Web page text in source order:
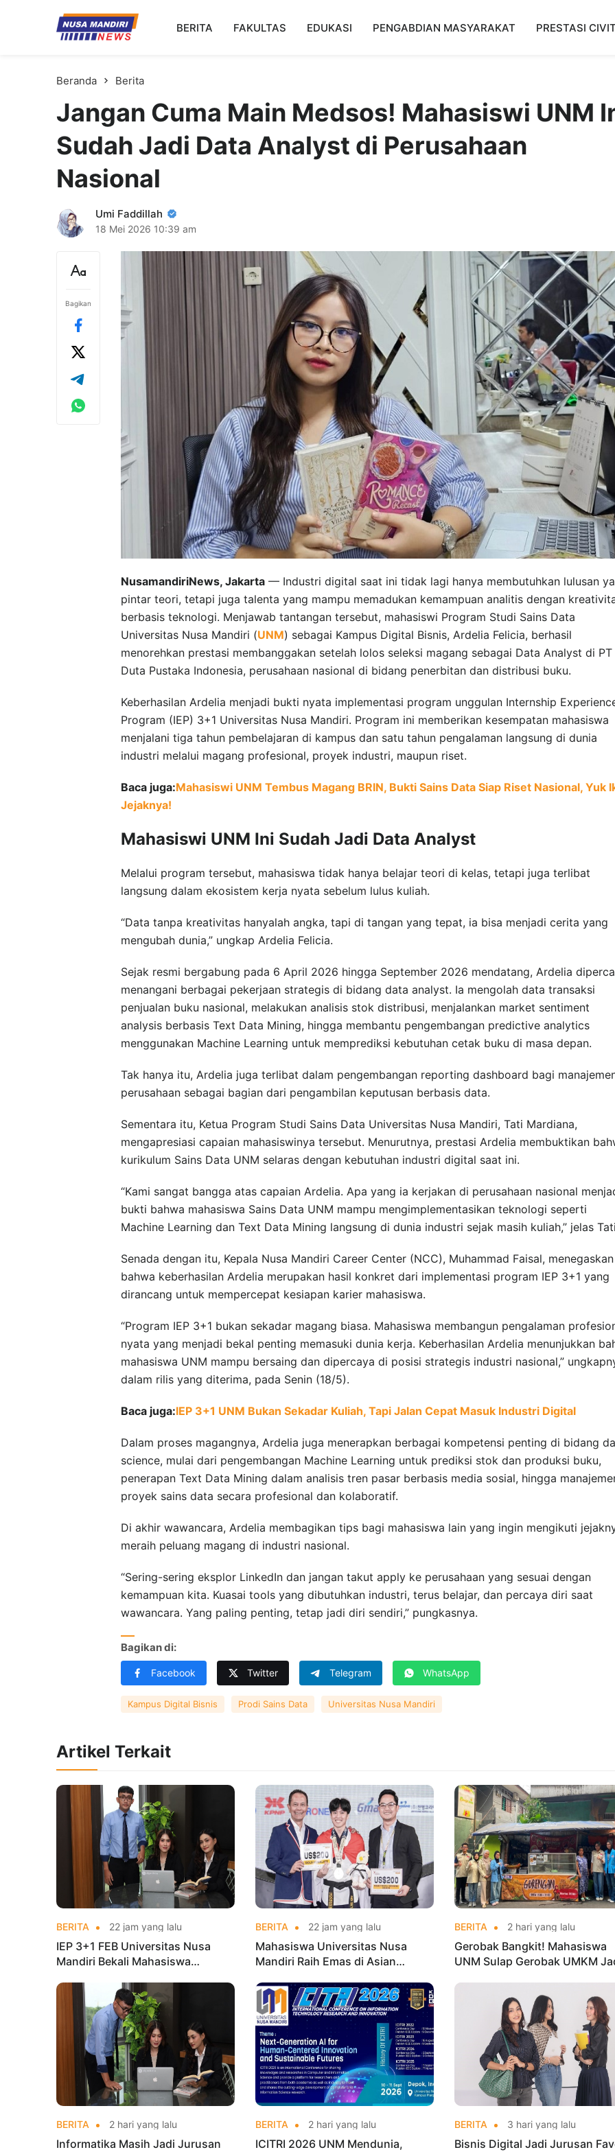
Kampus Digital Bisnis
Universitas Nusa Mandiri
BERITA FAKULTAS EDUKASI PENGABDIAN MASYARAKAT PRESTASI
Beranda Berita
Jangan Cuma Main Medsos! Mahasiswi UNM
Sudah Jadi Data Analyst di Perusahaan
Nasional
Umi Faddillah
18 Mei 2026 10:39 am
Bagikan
NusamandiriNews, Jakarta — Industri digital saat ini tidak lagi hanya membutuhkan lulusan
pintar teori, tetapi juga talenta yang mampu memadukan kemampuan analitis dengan
berbasis teknologi. Menjawab tantangan tersebut, mahasiswi Program Studi Sains Data
Universitas Nusa Mandiri (UNM) sebagai Kampus Digital Bisnis, Ardelia Felicia, berhasil
menorehkan prestasi membanggakan setelah lolos seleksi magang sebagai Data Analyst di PT
Duta Pustaka Indonesia, perusahaan nasional di bidang penerbitan dan distribusi buku.
Keberhasilan Ardelia menjadi bukti nyata implementasi program unggulan Internship
Program (IEP) 3+1 Universitas Nusa Mandiri. Program ini memberikan kesempatan mahasiswa
menjalani tiga tahun pembelajaran di kampus dan satu tahun pengalaman langsung di dunia
industri melalui magang profesional, proyek industri, maupun riset.
Baca juga:Mahasiswi UNM Tembus Magang BRIN, Bukti Sains Data Siap Riset Nasional, Yuk
Jejaknya!
Mahasiswi UNM Ini Sudah Jadi Data Analyst
Melalui program tersebut, mahasiswa tidak hanya belajar teori di kelas, tetapi juga terlibat
langsung dalam ekosistem kerja nyata sebelum lulus kuliah.
“Data tanpa kreativitas hanyalah angka, tapi di tangan yang tepat, ia bisa menjadi cerita yang
mengubah dunia,” ungkap Ardelia Felicia.
Sejak resmi bergabung pada 6 April 2026 hingga September 2026 mendatang, Ardelia
menangani berbagai pekerjaan strategis di bidang data analyst. Ia mengolah data transaksi
penjualan buku nasional, melakukan analisis stok distribusi, menjalankan market sentiment
analysis berbasis Text Data Mining, hingga membantu pengembangan predictive analytics
menggunakan Machine Learning untuk memprediksi kebutuhan cetak buku di masa depan.
Tak hanya itu, Ardelia juga terlibat dalam pengembangan reporting dashboard bagi
perusahaan sebagai bagian dari pengambilan keputusan berbasis data.
Sementara itu, Ketua Program Studi Sains Data Universitas Nusa Mandiri, Tati Mardiana,
mengapresiasi capaian mahasiswinya tersebut. Menurutnya, prestasi Ardelia membuktikan
kurikulum Sains Data UNM selaras dengan kebutuhan industri digital saat ini.
“Kami sangat bangga atas capaian Ardelia. Apa yang ia kerjakan di perusahaan nasional
bukti bahwa mahasiswa Sains Data UNM mampu mengimplementasikan teknologi seperti
Machine Learning dan Text Data Mining langsung di dunia industri sejak masih kuliah,” jelas
Senada dengan itu, Kepala Nusa Mandiri Career Center (NCC), Muhammad Faisal, menegaskan
bahwa keberhasilan Ardelia merupakan hasil konkret dari implementasi program IEP 3+1 yang
dirancang untuk mempercepat kesiapan karier mahasiswa.
“Program IEP 3+1 bukan sekadar magang biasa. Mahasiswa membangun pengalaman
nyata yang menjadi bekal penting memasuki dunia kerja. Keberhasilan Ardelia menunjukkan
mahasiswa UNM mampu bersaing dan dipercaya di posisi strategis industri nasional,”
dalam rilis yang diterima, pada Senin (18/5).
Baca juga:IEP 3+1 UNM Bukan Sekadar Kuliah, Tapi Jalan Cepat Masuk Industri Digital
Dalam proses magangnya, Ardelia juga menerapkan berbagai kompetensi penting di bidang
science, mulai dari pengembangan Machine Learning untuk prediksi stok dan produksi buku,
penerapan Text Data Mining dalam analisis tren pasar berbasis media sosial, hingga
proyek sains data secara profesional dan kolaboratif.
Di akhir wawancara, Ardelia membagikan tips bagi mahasiswa lain yang ingin mengikuti
meraih peluang magang di industri nasional.
“Sering-sering eksplor LinkedIn dan jangan takut apply ke perusahaan yang sesuai dengan
kemampuan kita. Kuasai tools yang dibutuhkan industri, terus belajar, dan percaya diri saat
wawancara. Yang paling penting, tetap jadi diri sendiri,” pungkasnya.
Bagikan di:
Facebook Twitter Telegram WhatsApp
Kampus Digital Bisnis Prodi Sains Data Universitas Nusa Mandiri
Artikel Terkait
BERITA 22 jam yang lalu
IEP 3+1 FEB Universitas Nusa
Mandiri Bekali Mahasiswa
BERITA 22 jam yang lalu
Mahasiswa Universitas Nusa
Mandiri Raih Emas di Asian
Championships 2026
BERITA 2 hari yang lalu
Gerobak Bangkit! Mahasiswa
UNM Sulap Gerobak UMKM
BERITA 2 hari yang lalu
Informatika Masih Jadi Jurusan
BERITA 2 hari yang lalu
ICITRI 2026 UNM Mendunia,
BERITA 3 hari yang lalu
Bisnis Digital Jadi Jurusan